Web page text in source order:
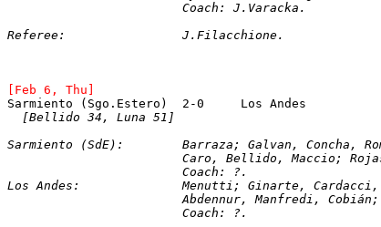
			Coach: J.Varacka.
Referee:		J.Filacchione.
[Feb 6, Thu]
[Bellido 34, Luna 51]
Sarmiento (SdE):	Barraza; Galvan,
Caro, Bellido, Maccio;
			Coach: ?.
Los Andes:		Menutti; Ginarte,
Abdennur, Manfredi,
			Coach: ?.